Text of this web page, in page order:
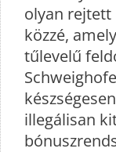
olyan
közzé,
tűlevelű
illegálisan